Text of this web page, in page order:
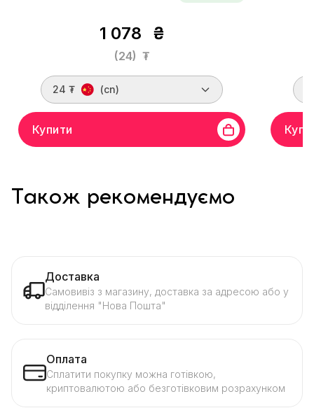
1 078 ₴
(24) ₮
24 ₮ (cn)
Купити
Також рекомендуємо
Доставка
Самовивіз з магазину, доставка за адресою або у
відділення "Нова Пошта"
Оплата
Сплатити покупку можна готівкою,
криптовалютою або безготівковим розрахунком